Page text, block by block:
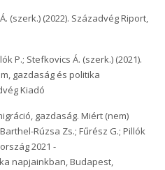
(szerk.) (2022). Századvég Riport,
P.; Stefkovics Á. (szerk.) (2021).
gazdaság és politika
Kiadó
gazdaság. Miért (nem)
Rúzsa Zs.; Fűrész G.; Pillók
2021 -
napjainkban, Budapest,